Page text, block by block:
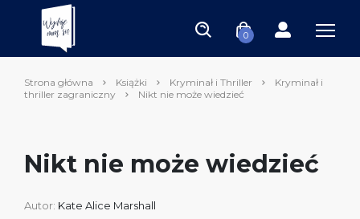
0
Strona główna Książki Kryminał i Thriller
Kryminał i
thriller zagraniczny
Nikt nie może wiedzieć
Nikt nie może wiedzieć
Autor: Kate Alice Marshall